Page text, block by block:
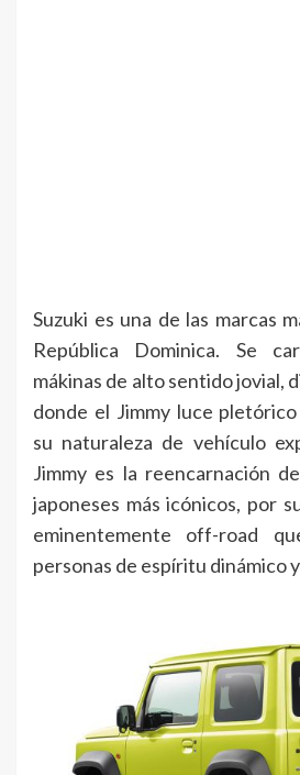
Suzuki es una de las marcas
República Dominica. Se
mákinas de alto sentido jovial,
donde el Jimmy luce
su naturaleza de vehículo
Jimmy es la reencarnación
japoneses más icónicos, por
eminentemente off-road
personas de espíritu dinámico